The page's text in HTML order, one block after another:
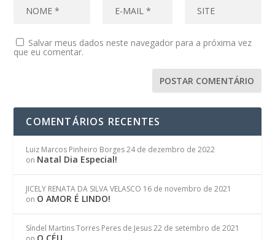
Salvar meus dados neste navegador para a próxima vez
que eu comentar.
COMENTÁRIOS RECENTES
Luiz Marcos Pinheiro Borges 24 de dezembro de 2022
on Natal Dia Especial!
JICELY RENATA DA SILVA VELASCO 16 de novembro de 2021
on O AMOR É LINDO!
Síndel Martins Torres Peres de Jesus 22 de setembro de 2021